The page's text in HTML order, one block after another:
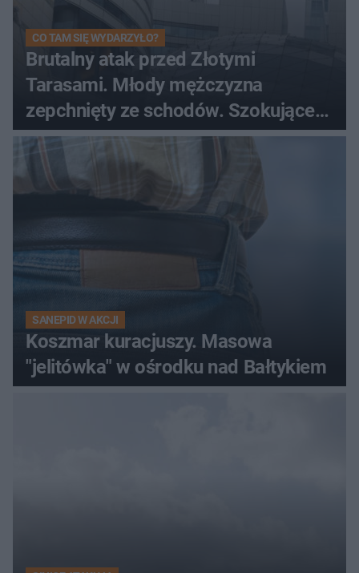
CO TAM SIĘ WYDARZYŁO?
Brutalny atak przed Złotymi
Tarasami. Młody mężczyzna
zepchnięty ze schodów. Szokujące
nagranie krąży po sieci
SANEPID W AKCJI
Koszmar kuracjuszy. Masowa
"jelitówka" w ośrodku nad Bałtykiem